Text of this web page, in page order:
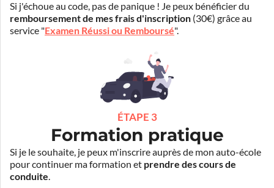
Si j'échoue au code, pas de panique ! Je peux bénéficier du
remboursement de mes frais d'inscription (30€) grâce au
service "Examen Réussi ou Remboursé".
ÉTAPE 3
Formation pratique
Si je le souhaite, je peux m'inscrire auprès de mon auto-école
pour continuer ma formation et prendre des cours de
conduite.